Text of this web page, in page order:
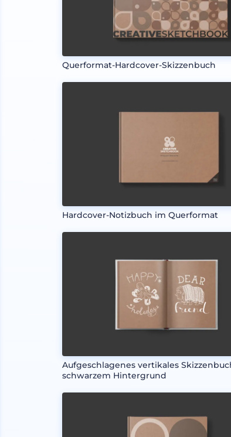
Querformat-Hardcover-Skizzenbuch
Hardcover-Notizbuch im Querformat
Aufgeschlagenes vertikales
schwarzem Hintergrund